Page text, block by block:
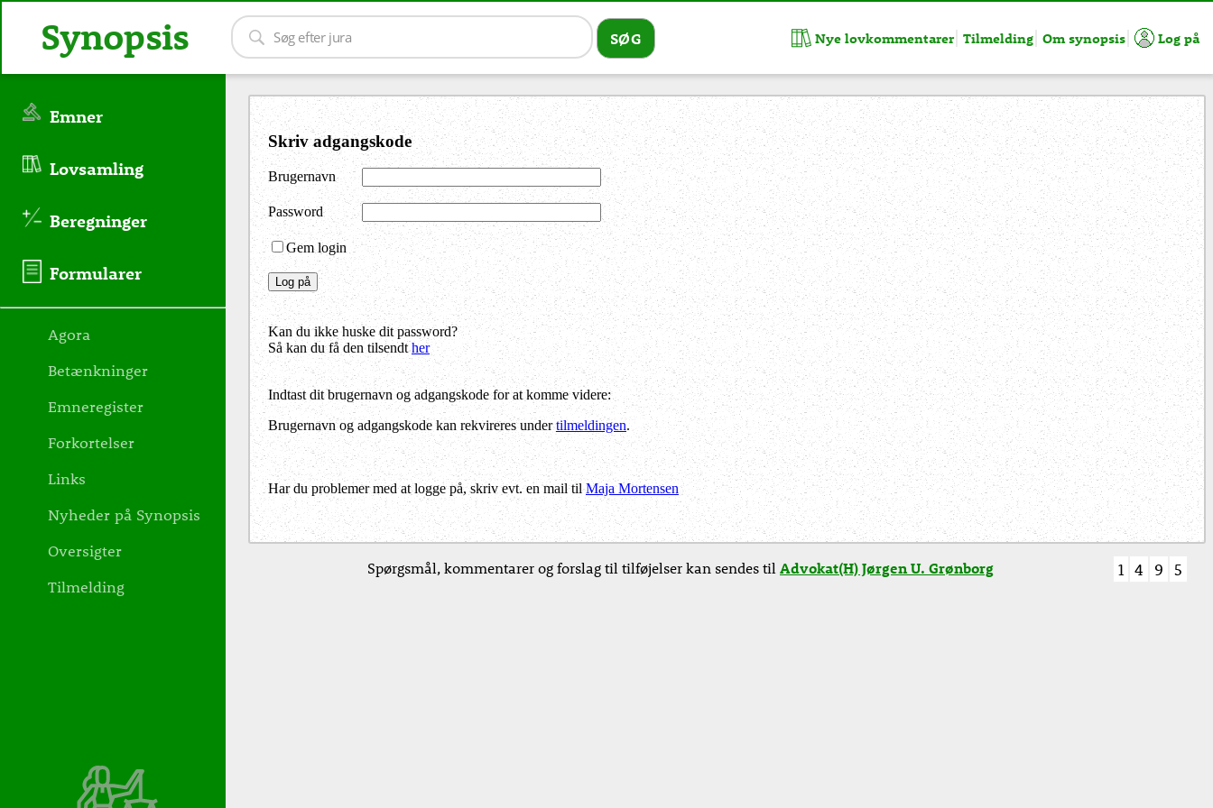
Skriv adgangskode
Brugernavn
Password
Gem login
Kan du ikke huske dit password?
Så kan du få den tilsendther
Indtast dit brugernavn og adgangskode for at komme videre:
Brugernavn og adgangskode kan rekvireres undertilmeldingen.
Har du problemer med at logge på, skriv evt. en mail tilMaja Mortensen
Emner
Lovsamling
Beregninger
Formularer
Agora
Betænkninger
Emneregister
Forkortelser
Links
Nyheder på Synopsis
Oversigter
Tilmelding
Synopsis Nye lovkommentarer Tilmelding Om synopsis Log på
Spørgsmål, kommentarer og forslag til tilføjelser kan sendes tilAdvokat(H) Jørgen U. Grønborg 1 4 9 5